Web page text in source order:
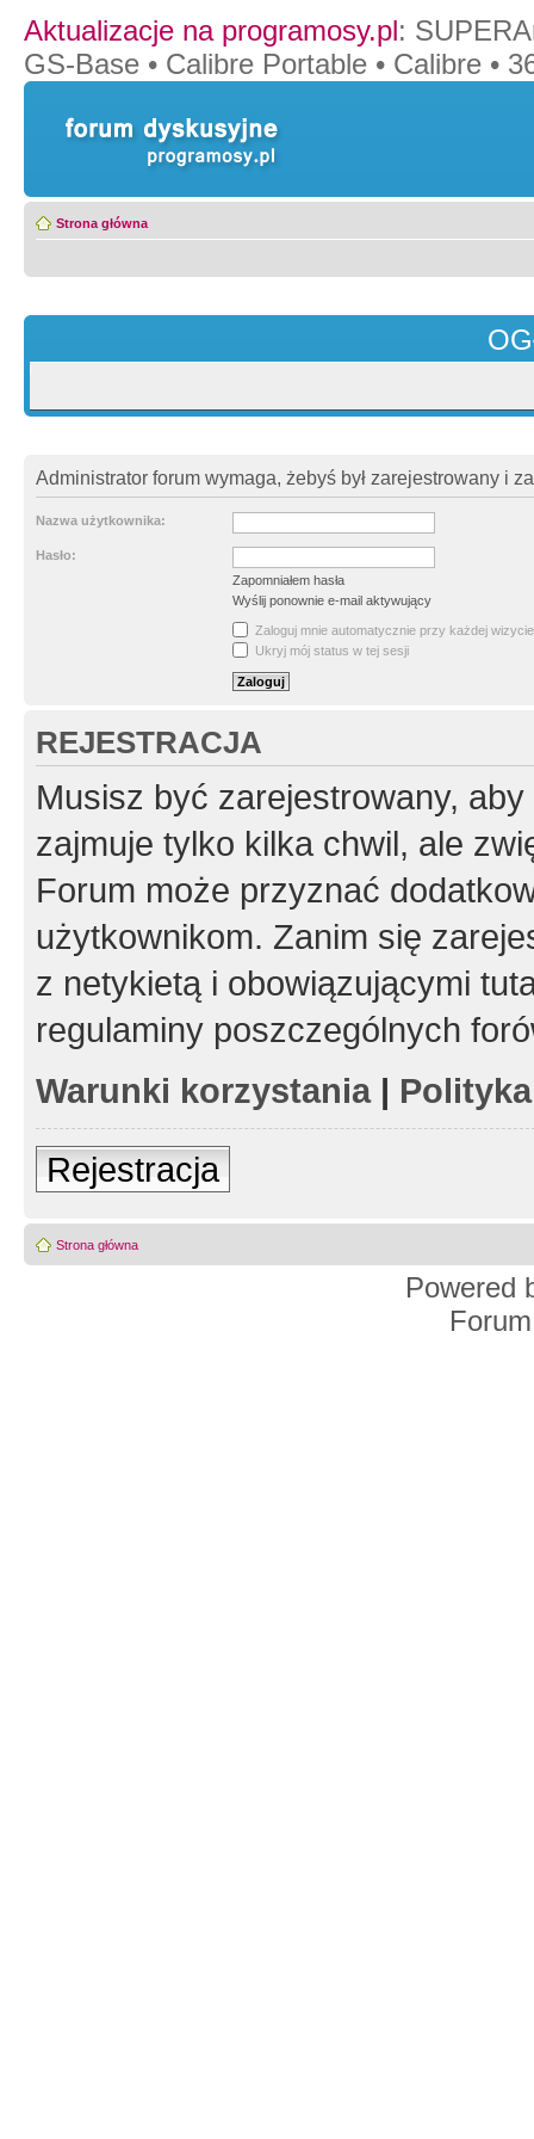
Aktualizacje na programosy.pl:
GS-Base • Calibre Portable • Calibre •
Strona główna
Administrator forum wymaga, żebyś był zarejestrowany i
Nazwa użytkownika:
Hasło:
Zapomniałem hasła
Wyślij ponownie e-mail aktywujący
Zaloguj mnie automatycznie przy każdej wizycie
Ukryj mój status w tej sesji
REJESTRACJA
Musisz być zarejestrowany,
zajmuje tylko kilka chwil, ale
Forum może przyznać
użytkownikom. Zanim się
z netykietą i obowiązującymi
regulaminy poszczególnych
Warunki korzystania|
Rejestracja
Strona główna
Powered